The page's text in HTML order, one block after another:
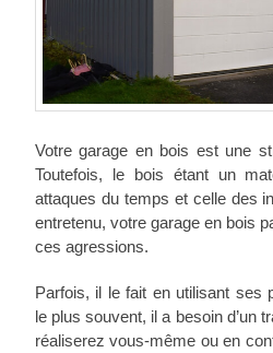
Votre garage en bois est une
Toutefois, le bois étant un
attaques du temps et celle des
entretenu, votre garage en bois
ces agressions.
Parfois, il le fait en utilisant ses
le plus souvent, il a besoin d’un
réaliserez vous-même ou en